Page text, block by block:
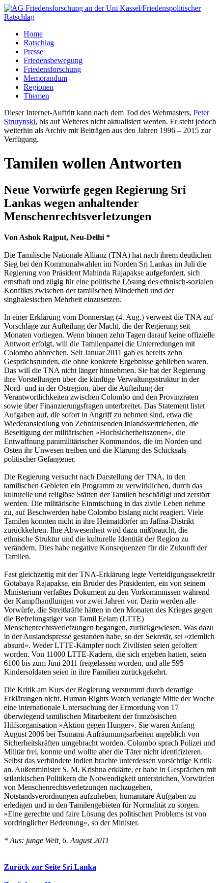
Home
Ratschlag
Presse
Friedensbewegung
Friedensforschung
Memorandum
Regionen
Themen
Dieser Internet-Auftritt kann nach dem Tod des Webmasters, Peter
Strutynski, bis auf Weiteres nicht aktualisiert werden. Er steht jedoch
weiterhin als Archiv mit Beiträgen aus den Jahren 1996 – 2015 zur
Verfügung.
Tamilen wollen Antworten
Neue Vorwürfe gegen Regierung Sri
Lankas wegen anhaltender
Menschenrechtsverletzungen
Von Ashok Rajput, Neu-Delhi *
Die Tamilische Nationale Allianz (TNA) hat nach ihrem deutlichen
Sieg bei den Kommunalwahlen im Norden Sri Lankas im Juli die
Regierung von Präsident Mahinda Rajapakse aufgefordert, sich
ernsthaft und zügig für eine politische Lösung des ethnisch-sozialen
Konflikts zwischen der tamilischen Minderheit und der
singhalesischen Mehrheit einzusetzen.
In einer Erklärung vom Donnerstag (4. Aug.) verweist die TNA auf
Vorschläge zur Aufteilung der Macht, die der Regierung seit
Monaten vorliegen. Wenn binnen zehn Tagen darauf keine offizielle
Antwort erfolgt, will die Tamilenpartei die Unterredungen mit
Colombo abbrechen. Seit Januar 2011 gab es bereits zehn
Gesprächsrunden, die ohne konkrete Ergebnisse geblieben waren.
Das will die TNA nicht länger hinnehmen. Sie hat der Regierung
ihre Vorstellungen über die künftige Verwaltungsstruktur in der
Nord- und in der Ostregion, über die Aufteilung der
Verantwortlichkeiten zwischen Colombo und den Provinzräten
sowie über Finanzierungsfragen unterbreitet. Das Statement listet
Aufgaben auf, die sofort in Angriff zu nehmen sind, etwa die
Wiederansiedlung von Zehntausenden Inlandsvertriebenen, die
Beseitigung der militärischen »Hochsicherheitszonen«, die
Entwaffnung paramilitärischer Kommandos, die im Norden und
Osten ihr Unwesen treiben und die Klärung des Schicksals
politischer Gefangener.
Die Regierung versucht nach Darstellung der TNA, in den
tamilischen Gebieten ein Programm zu verwirklichen, durch das
kulturelle und religiöse Stätten der Tamilen beschädigt und zerstört
werden. Die militärische Einmischung in das zivile Leben nehme
zu, auf Beschwerden habe Colombo bislang nicht reagiert. Viele
Tamilen konnten nicht in ihre Heimatdörfer im Jaffna-Distrikt
zurückkehren. Ihre Abwesenheit wird dazu mißbraucht, die
ethnische Struktur und die kulturelle Identität der Region zu
verändern. Dies habe negative Konsequenzen für die Zukunft der
Tamilen.
Fast gleichzeitig mit der TNA-Erklärung legte Verteidigungssekretär
Gotabaya Rajapakse, ein Bruder des Präsidenten, ein von seinem
Ministerium verfaßtes Dokument zu den Vorkommnissen während
der Kampfhandlungen vor zwei Jahren vor. Darin werden alle
Vorwürfe, die Streitkräfte hätten in den Monaten des Krieges gegen
die Befreiungstiger von Tamil Eelam (LTTE)
Menschenrechtsverletzungen begangen, zurückgewiesen. Was dazu
in der Auslandspresse gestanden habe, so der Sekretär, sei »ziemlich
absurd«. Weder LTTE-Kämpfer noch Zivilisten seien gefoltert
worden. Von 11000 LTTE-Kadern, die sich ergeben hatten, seien
6100 bis zum Juni 2011 freigelassen worden, und alle 595
Kindersoldaten seien in ihre Familien zurückgekehrt.
Die Kritik am Kurs der Regierung verstummt durch derartige
Erklärungen nicht. Human Rights Watch verlangte Mitte der Woche
eine internationale Untersuchung der Ermordung von 17
überwiegend tamilischen Mitarbeitern der französischen
Hilfsorganisation »Aktion gegen Hunger«. Sie waren Anfang
August 2006 bei Tsunami-Aufräumungsarbeiten angeblich von
Sicherheitskräften umgebracht worden. Colombo sprach Polizei und
Militär frei, konnte und wollte aber die Täter nicht identifizieren.
Selbst das verbündete Indien brachte unterdessen vorsichtige Kritik
an. Außenminister S. M. Krishna erklärte, er habe in Gesprächen mit
srilankischen Politikern die Notwendigkeit unterstrichen, Vorwürfen
von Menschenrechtsverletzungen nachzugehen,
Notstandsverordnungen aufzuheben, humanitäre Aufgaben zu
erledigen und in den Tamilengebieten für Normalität zu sorgen.
»Eine gerechte und faire Lösung des politischen Problems ist von
vordringlicher Bedeutung«, so der Minister.
* Aus: junge Welt, 6. August 2011
Zurück zur Seite Sri Lanka